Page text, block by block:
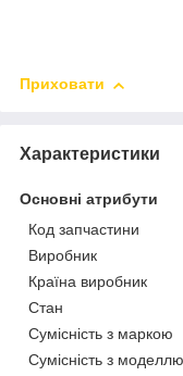
Приховати
Характеристики
Основні атрибути
Код запчастини
Виробник
Країна виробник
Стан
Сумісність з маркою
Сумісність з моделлю